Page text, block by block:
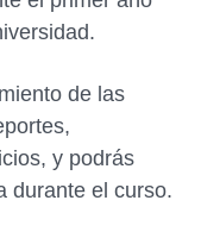
de las
y podrás
durante el curso.